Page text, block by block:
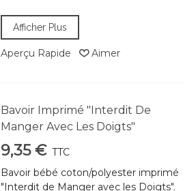
Afficher Plus
Aperçu Rapide Aimer
Bavoir Imprimé "Interdit De
Manger Avec Les Doigts"
9,35 € TTC
Bavoir bébé coton/polyester imprimé
"Interdit de Manger avec les Doigts".